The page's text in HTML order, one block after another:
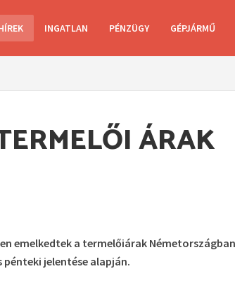
INGATLAN PÉNZÜGY GÉPJÁRMŰ
ÁRAK
emelkedtek a termelőiárak
jelentése alapján.